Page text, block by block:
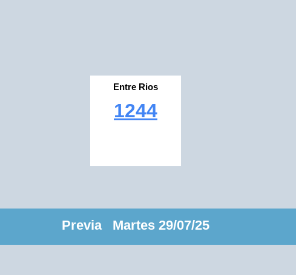
Entre Rios
1244
Previa Martes 29/07/25